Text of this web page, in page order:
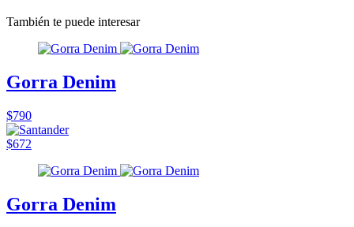
También te puede interesar
Gorra Denim
$790
$672
Gorra Denim